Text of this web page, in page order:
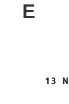
E
13